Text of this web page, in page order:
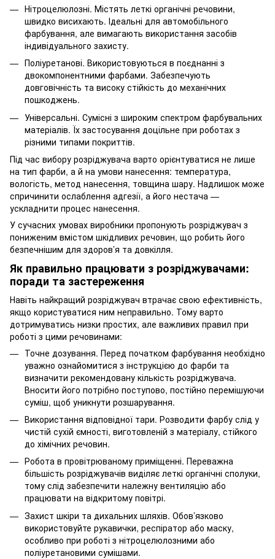
Нітроцелюлозні. Містять леткі органічні речовини,
швидко висихають. Ідеальні для автомобільного
фарбування, але вимагають використання засобів
індивідуального захисту.
Поліуретанові. Використовуються в поєднанні з
двокомпонентними фарбами. Забезпечують
довговічність та високу стійкість до механічних
пошкоджень.
Універсальні. Сумісні з широким спектром фарбувальних
матеріалів. Їх застосування доцільне при роботах з
різними типами покриттів.
Під час вибору розріджувача варто орієнтуватися не лише
на тип фарби, а й на умови нанесення: температура,
вологість, метод нанесення, товщина шару. Надлишок може
спричинити ослаблення адгезії, а його нестача —
ускладнити процес нанесення.
У сучасних умовах виробники пропонують розріджувач з
пониженим вмістом шкідливих речовин, що робить його
безпечнішим для здоров’я та довкілля.
Як правильно працювати з розріджувачами:
поради та застереження
Навіть найкращий розріджувач втрачає свою ефективність,
якщо користуватися ним неправильно. Тому варто
дотримуватись низки простих, але важливих правил при
роботі з цими речовинами:
Точне дозування. Перед початком фарбування необхідно
уважно ознайомитися з інструкцією до фарби та
визначити рекомендовану кількість розріджувача.
Вносити його потрібно поступово, постійно перемішуючи
суміш, щоб уникнути розшарування.
Використання відповідної тари. Розводити фарбу слід у
чистій сухій ємності, виготовленій з матеріалу, стійкого
до хімічних речовин.
Робота в провітрюваному приміщенні. Переважна
більшість розріджувачів виділяє леткі органічні сполуки,
тому слід забезпечити належну вентиляцію або
працювати на відкритому повітрі.
Захист шкіри та дихальних шляхів. Обов’язково
використовуйте рукавички, респіратор або маску,
особливо при роботі з нітроцелюлозними або
поліуретановими сумішами.